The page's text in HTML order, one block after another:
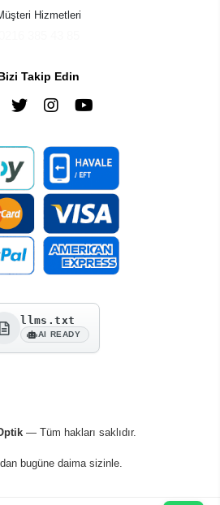
Hizmetleri
Takip Edin
llms.txt
AI READY
— Tüm hakları saklıdır.
bugüne daima sizinle.